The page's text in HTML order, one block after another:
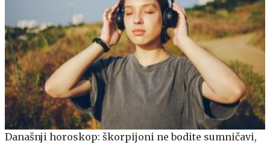
Današnji horoskop: škorpijoni ne bodite sumničavi,